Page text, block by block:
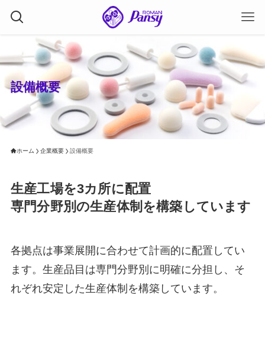
設備概要
ホーム 企業概要 設備概要
生産工場を3カ所に配置
専門分野別の生産体制を構築しています
各拠点は事業展開に合わせて計画的に配置してい
ます。生産品目は専門分野別に明確に分担し、そ
れぞれ安定した生産体制を構築しています。